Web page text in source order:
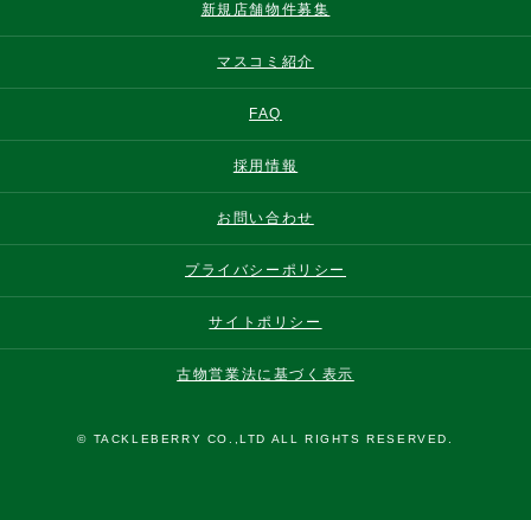
新規店舗物件募集
マスコミ紹介
FAQ
採用情報
お問い合わせ
プライバシーポリシー
サイトポリシー
古物営業法に基づく表示
© TACKLEBERRY CO.,LTD ALL RIGHTS RESERVED.